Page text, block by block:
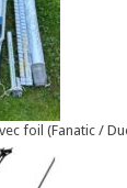
foil (Fanatic /